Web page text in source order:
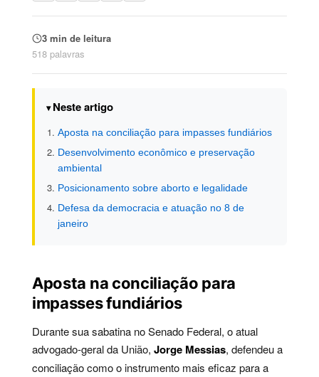
3 min de leitura
518 palavras
Neste artigo
Aposta na conciliação para impasses fundiários
Desenvolvimento econômico e preservação
ambiental
Posicionamento sobre aborto e legalidade
Defesa da democracia e atuação no 8 de
janeiro
Aposta na conciliação para
impasses fundiários
Durante sua sabatina no Senado Federal, o atual
advogado-geral da União, Jorge Messias, defendeu a
conciliação como o instrumento mais eficaz para a